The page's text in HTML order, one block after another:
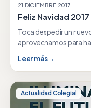
21 DICIEMBRE 2017
Feliz Navidad 2017
Toca despedir un
aprovechamos para
Leer más→
Actualidad Colegial